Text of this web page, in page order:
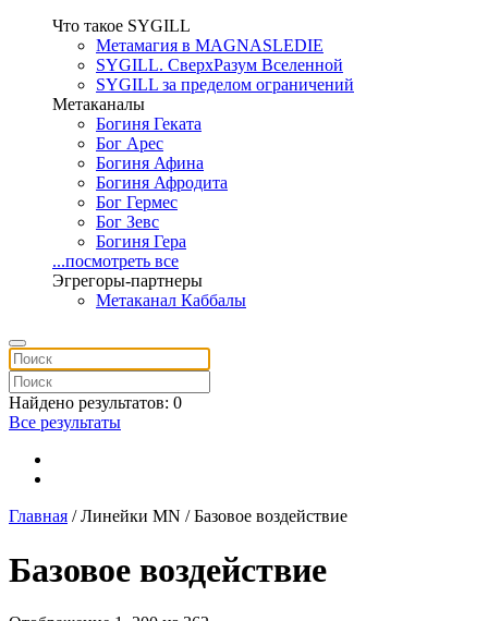
Что такое SYGILL
Метамагия в MAGNASLEDIE
SYGILL. СверхРазум Вселенной
SYGILL за пределом ограничений
Метаканалы
Богиня Геката
Бог Арес
Богиня Афина
Богиня Афродита
Бог Гермес
Бог Зевс
Богиня Гера
...посмотреть все
Эгрегоры-партнеры
Метаканал Каббалы
Найдено результатов: 0
Все результаты
Главная / Линейки MN / Базовое воздействие
Базовое воздействие